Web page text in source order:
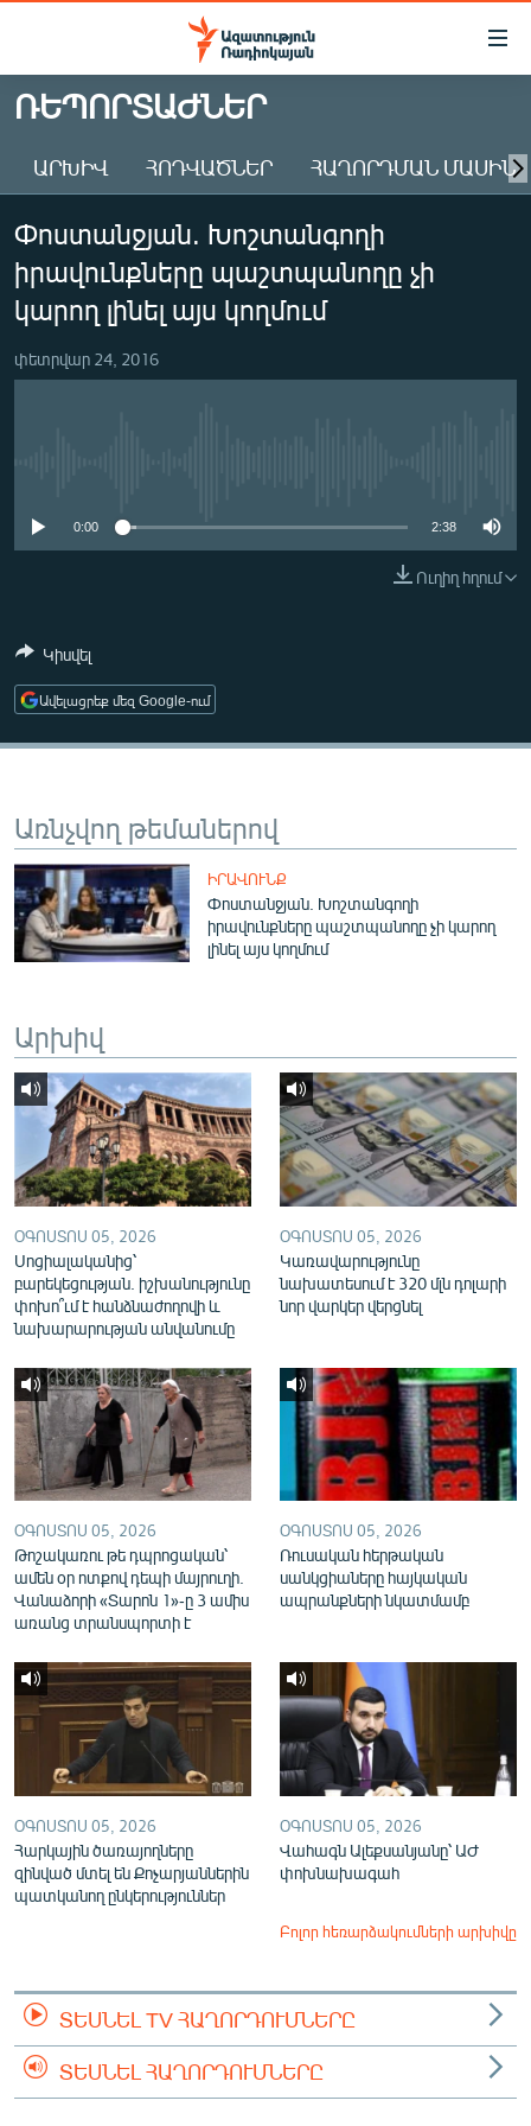
Մատչելիության
Անցնել
հիմնական
Անցնել
հիմնական
մենյուին
Որոնում
ԱԶԱՏՈՒԹՅՈՒՆ TV
ՀԱՅԱՍՏԱՆ
ԸՆՏՐՈՒԹՅՈՒՆՆԵՐ 2026
ԻՐԱՎՈՒՆՔ
ՏՆՏԵՍՈՒԹՅՈՒՆ
ՄԻՋԱԶԳԱՅԻՆ
ՄԵԿՆԱԲԱՆՈՒԹՅՈՒՆ
ՏՏ ԵՒ ԻՆՏԵՐՆԵՏ
ՏԵՍԱՆՅՈՒԹԵՐ
ԲԱՆԱՎԵՃ
ՁԳՏԵԼՈՎ ԼԱՎԱԳՈՒՅՆԻՆ
Հայերեն
English
Русский
ՀԵՏԵՎԵՔ ՄԵԶ
ՌԵՊՈՐՏԱԺՆԵՐ
ԱՐԽԻՎ ՀՈԴՎԱԾՆԵՐ ՀԱՂՈՐԴՄԱՆ ՄԱՍԻՆ
Փոստանջյան. Խոշտանգողի
իրավունքները պաշտպանողը չի
կարող լինել այս կողմում
փետրվար 24, 2016
0:00 2:38
Ուղիղ հղում
Կիսվել
Ավելացրեք մեզ Google-ում
Առնչվող թեմաներով
ԻՐԱՎՈՒՆՔ
Փոստանջյան. Խոշտանգողի
իրավունքները պաշտպանողը չի կարող
լինել այս կողմում
Արխիվ
ՕԳՈՍՏՈՍ 05, 2026
Սոցիալականից՝
բարեկեցության. իշխանությունը
փոխո՞ւմ է հանձնաժողովի և
նախարարության անվանումը
ՕԳՈՍՏՈՍ 05, 2026
Կառավարությունը
նախատեսում է 320 մլն դոլարի
նոր վարկեր վերցնել
ՕԳՈՍՏՈՍ 05, 2026
Թոշակառու թե դպրոցական՝
ամեն օր ոտքով դեպի մայրուղի.
Վանաձորի «Տարոն 1»-ը 3 ամիս
առանց տրանսպորտի է
ՕԳՈՍՏՈՍ 05, 2026
Ռուսական հերթական
սանկցիաները հայկական
ապրանքների նկատմամբ
ՕԳՈՍՏՈՍ 05, 2026
Հարկային ծառայողները
զինված մտել են Քոչարյաններին
պատկանող ընկերություններ
ՕԳՈՍՏՈՍ 05, 2026
Վահագն Ալեքսանյանը՝ ԱԺ
փոխնախագահ
Բոլոր հեռարձակումների արխիվը
ՏԵՍՆԵԼ TV ՀԱՂՈՐԴՈՒՄՆԵՐԸ
ՏԵՍՆԵԼ ՀԱՂՈՐԴՈՒՄՆԵՐԸ